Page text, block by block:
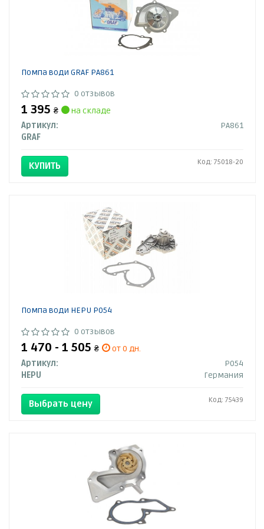
Помпа води GRAF PA861
0 отзывов
1 395 ₴
на складе
Артикул:
PA861
GRAF
КУПИТЬ Код: 75018-20
Помпа води HEPU P054
0 отзывов
1 470 - 1 505 ₴
от 0 дн.
Артикул:
P054
HEPU
Германия
Выбрать цену Код: 75439